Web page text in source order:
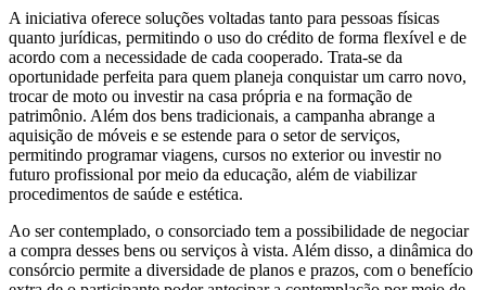
A iniciativa oferece soluções voltadas tanto para pessoas físicas
quanto jurídicas, permitindo o uso do crédito de forma flexível e de
acordo com a necessidade de cada cooperado. Trata-se da
oportunidade perfeita para quem planeja conquistar um carro novo,
trocar de moto ou investir na casa própria e na formação de
patrimônio. Além dos bens tradicionais, a campanha abrange a
aquisição de móveis e se estende para o setor de serviços,
permitindo programar viagens, cursos no exterior ou investir no
futuro profissional por meio da educação, além de viabilizar
procedimentos de saúde e estética.
Ao ser contemplado, o consorciado tem a possibilidade de negociar
a compra desses bens ou serviços à vista. Além disso, a dinâmica do
consórcio permite a diversidade de planos e prazos, com o benefício